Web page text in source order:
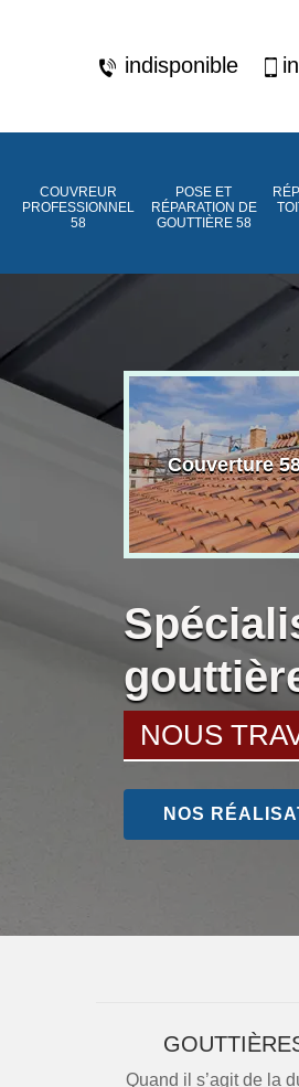
indisponible
COUVREUR
PROFESSIONNEL
58
POSE ET
RÉPARATION DE
GOUTTIÈRE 58
Couverture
NOUS
NOS
Quand il s’agit de la